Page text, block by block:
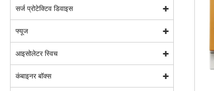
सर्ज प्रोटेक्टिव डिवाइस
फ्यूज
आइसोलेटर स्विच
कंबाइनर बॉक्स